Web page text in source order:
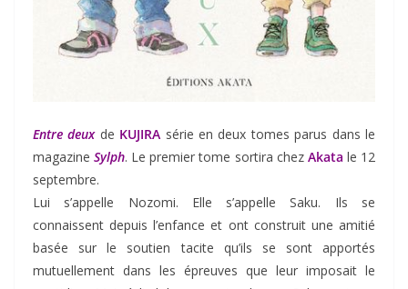
Entre deuxde KUJIRA série en deux tomes parus dans le
magazineSylph. Le premier tome sortira chez Akata le 12
septembre.
Lui s’appelle Nozomi. Elle s’appelle Saku. Ils se
connaissent depuis l’enfance et ont construit une amitié
basée sur le soutien tacite qu’ils se sont apportés
mutuellement dans les épreuves que leur imposait le